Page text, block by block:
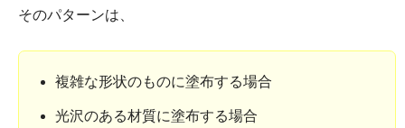
そのパターンは、
複雑な形状のものに塗布する場合
光沢のある材質に塗布する場合